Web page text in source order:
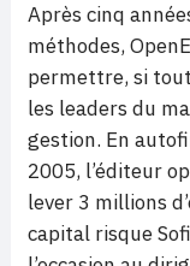
Après cinq
méthodes,
permettre, si
les leaders du
gestion. En
2005, l’éditeur
lever 3 millions
capital risque